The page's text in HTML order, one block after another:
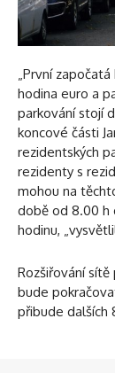
„První
hodina euro a
parkování stojí
koncové části
rezidentských
rezidenty s
mohou na
době od 8.00 h
hodinu,
Rozšiřování
bude
přibude dalších